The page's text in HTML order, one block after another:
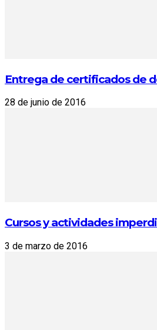
Entrega de certificados de
28 de junio de 2016
Cursos y actividades
3 de marzo de 2016